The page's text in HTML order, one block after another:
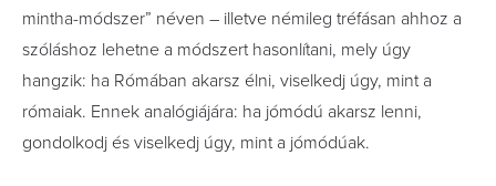
mintha-módszer” néven – illetve némileg tréfásan ahhoz a
szóláshoz lehetne a módszert hasonlítani, mely úgy
hangzik: ha Rómában akarsz élni, viselkedj úgy, mint a
rómaiak. Ennek analógiájára: ha jómódú akarsz lenni,
gondolkodj és viselkedj úgy, mint a jómódúak.